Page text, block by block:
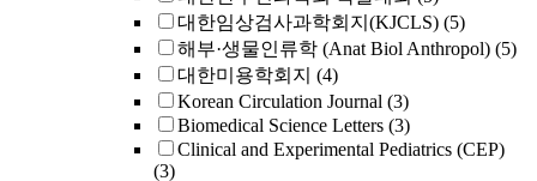
대한임상검사과학회지(KJCLS) (5)
해부·생물인류학 (Anat Biol Anthropol) (5)
대한미용학회지 (4)
Korean Circulation Journal (3)
Biomedical Science Letters (3)
Clinical and Experimental Pediatrics (CEP)
(3)